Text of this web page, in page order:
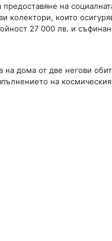
на
колектори, които
27 000 лв. и
дома от две негови
на космическия